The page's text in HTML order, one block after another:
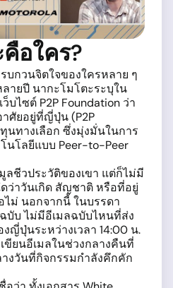
อใคร?
บกวนจิตใจของใครหลาย ๆ
ายปี นากะโมโตะระบุใน
บไซต์ P2P Foundation ว่า
าศัยอยู่ที่ญี่ปุ่น (P2P
นทางเลือก ซึ่งมุ่งมั่นในการ
นโลยีแบบ Peer-to-Peer
ลชีวประวัติของเขา แต่ก็ไม่มี
ว่าวันเกิด สัญชาติ หรือที่อยู่
ไม่ นอกจากนี้ ในบรรดา
บับ ไม่มีอีเมลฉบับไหนที่ส่ง
ญี่ปุ่นระหว่างเวลา 14:00 น.
ขียนอีเมลในช่วงกลางคืนที่
งวันที่กิจกรรมกำลังคึกคัก